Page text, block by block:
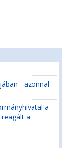
- azonnal
a
a